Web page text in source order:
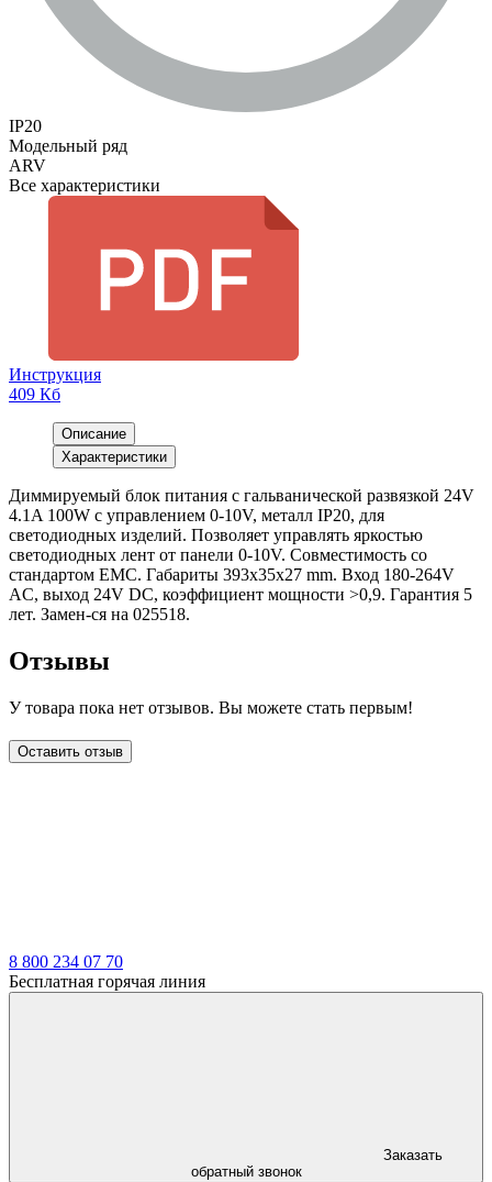
IP20
Модельный ряд
ARV
Все характеристики
Инструкция
409 Кб
Описание
Характеристики
Диммируемый блок питания с гальванической развязкой 24V
4.1A 100W с управлением 0-10V, металл IP20, для
светодиодных изделий. Позволяет управлять яркостью
светодиодных лент от панели 0-10V. Совместимость со
стандартом EMC. Габариты 393х35х27 mm. Вход 180-264V
AC, выход 24V DC, коэффициент мощности >0,9. Гарантия 5
лет. Замен-ся на 025518.
Отзывы
У товара пока нет отзывов. Вы можете стать первым!
Оставить отзыв
8 800 234 07 70
Бесплатная горячая линия
Заказать
обратный звонок